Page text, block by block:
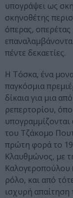
υπογράψει ως
σκηνοθέτης
όπερας,
πέντε δεκαετίες.
Η Τόσκα, ένα
παγκόσμια
δίκαια για μια
ρεπερτορίου,
του Τζάκομο
πρώτη φορά το
Κλαυθμώνος, με
Καλογεροπούλου
ρόλο, και από
ισχυρή απαίτηση